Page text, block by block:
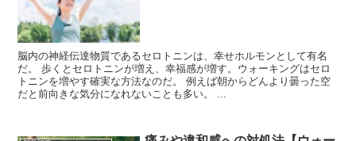
脳内の神経伝達物質であるセロトニンは、幸せホルモンとして有名
だ。 歩くとセロトニンが増え、幸福感が増す。ウォーキングはセロ
トニンを増やす確実な方法なのだ。 例えば朝からどんより曇った空
だと前向きな気分になれないことも多い。 ...